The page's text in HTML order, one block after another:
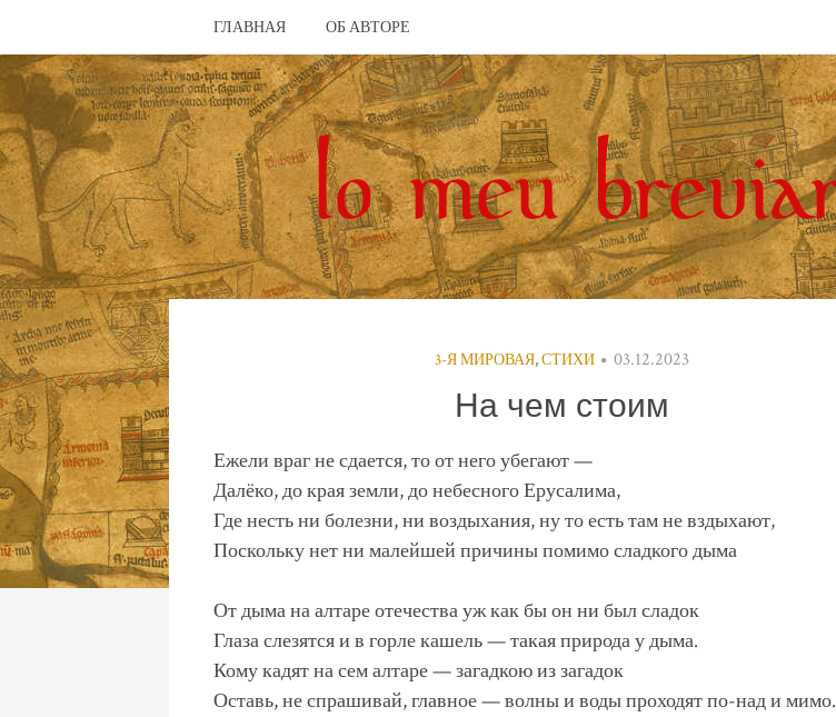
ГЛАВНАЯ ОБ АВТОРЕ
3-Я МИРОВАЯ,СТИХИ 03.12.2023
На чем стоим
Ежели враг не сдается, то от него убегают —
Далёко, до края земли, до небесного Ерусалима,
Где несть ни болезни, ни воздыхания, ну то есть там не вздыхают,
Поскольку нет ни малейшей причины помимо сладкого дыма
От дыма на алтаре отечества уж как бы он ни был сладок
Глаза слезятся и в горле кашель — такая природа у дыма.
Кому кадят на сем алтаре — загадкою из загадок
Оставь, не спрашивай, главное — волны и воды проходят по-над и мимо.